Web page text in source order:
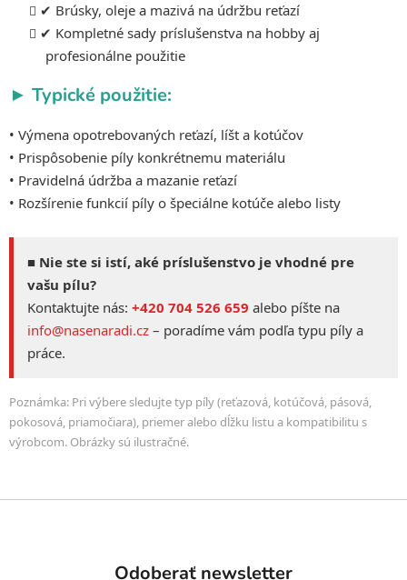
✔ Brúsky, oleje a mazivá na údržbu reťazí
✔ Kompletné sady príslušenstva na hobby aj
profesionálne použitie
► Typické použitie:
• Výmena opotrebovaných reťazí, líšt a kotúčov
• Prispôsobenie píly konkrétnemu materiálu
• Pravidelná údržba a mazanie reťazí
• Rozšírenie funkcií píly o špeciálne kotúče alebo listy
■ Nie ste si istí, aké príslušenstvo je vhodné pre
vašu pílu?
Kontaktujte nás: +420 704 526 659 alebo píšte na
info@nasenaradi.cz – poradíme vám podľa typu píly a
práce.
Poznámka: Pri výbere sledujte typ píly (reťazová, kotúčová, pásová,
pokosová, priamočiara), priemer alebo dĺžku listu a kompatibilitu s
výrobcom. Obrázky sú ilustračné.
Odoberať newsletter